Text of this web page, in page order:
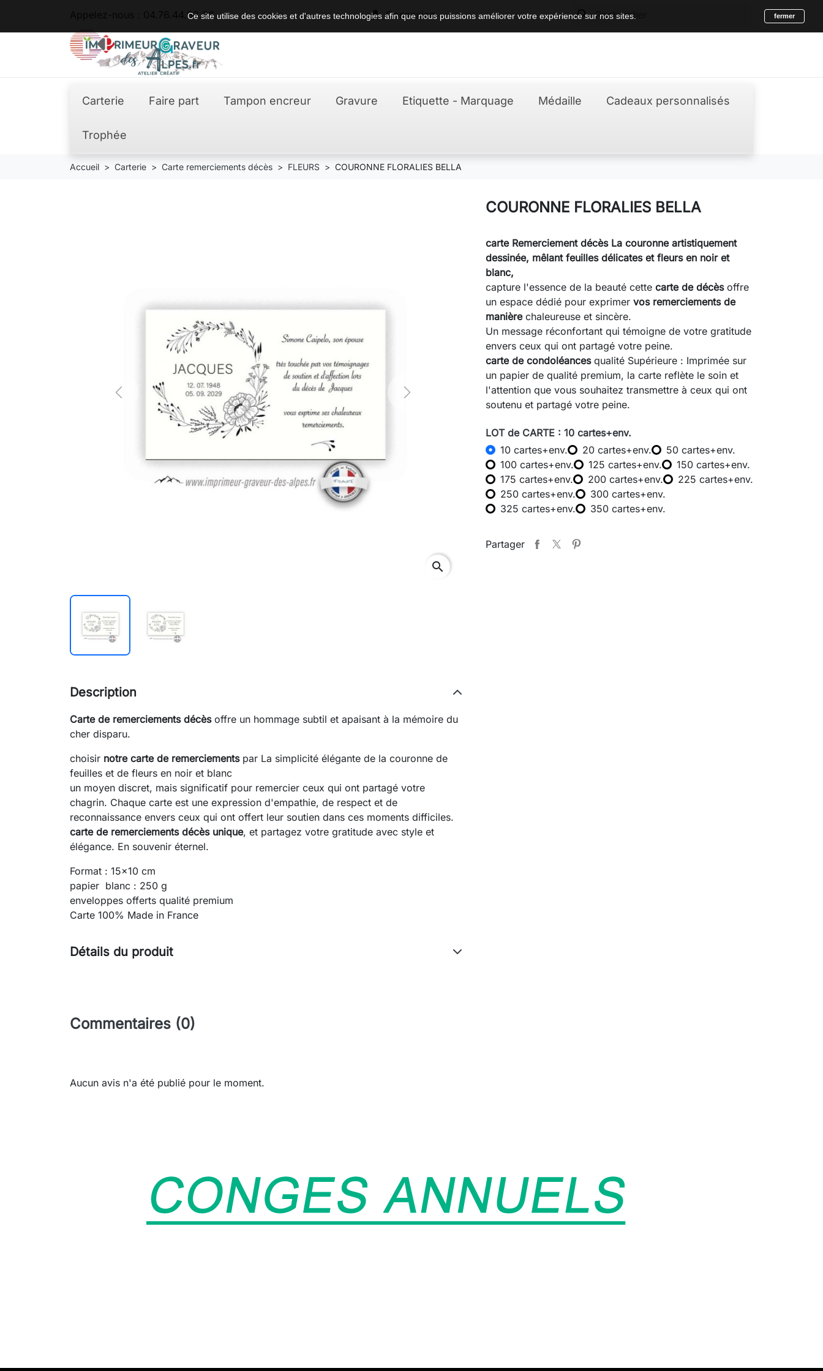
04.76.44.62.36  Connexion search
Carterie Faire part Tampon encreur Gravure Etiquette - Marquage Médaille Cadeaux personnalisés
Trophée
Accueil Carterie Carte remerciements décès FLEURS COURONNE FLORALIES BELLA
Previous Next
search
COURONNE FLORALIES BELLA
carte Remerciement décès La couronne artistiquement
dessinée, mêlant feuilles délicates et fleurs en noir et
blanc,
capture l'essence de la beauté cette carte de décèsoffre
un espace dédié pour exprimer vos remerciements de
manièrechaleureuse et sincère.
Un message réconfortant qui témoigne de votre gratitude
envers ceux qui ont partagé votre peine.
carte de condoléancesqualité Supérieure : Imprimée sur
un papier de qualité premium, la carte reflète le soin et
l'attention que vous souhaitez transmettre à ceux qui ont
soutenu et partagé votre peine.
LOT de CARTE : 10 cartes+env.
10 cartes+env.
20 cartes+env.
50 cartes+env.
100 cartes+env.
125 cartes+env.
150 cartes+env.
175 cartes+env.
200 cartes+env.
225 cartes+env.
250 cartes+env.
300 cartes+env.
325 cartes+env.
350 cartes+env.
Partager
Description
Carte de remerciements décèsoffre un hommage subtil et apaisant à la mémoire du
cher disparu.
choisir notre carte de remerciementspar La simplicité élégante de la couronne de
feuilles et de fleurs en noir et blanc
un moyen discret, mais significatif pour remercier ceux qui ont partagé votre
chagrin. Chaque carte est une expression d'empathie, de respect et de
reconnaissance envers ceux qui ont offert leur soutien dans ces moments difficiles.
carte de remerciements décès unique, et partagez votre gratitude avec style et
élégance. En souvenir éternel.
Format : 15x10 cm
papier blanc : 250 g
enveloppes offerts qualité premium
Carte 100% Made in France
Détails du produit
Commentaires (0)
Aucun avis n'a été publié pour le moment.
Ce site utilise des cookies et d'autres technologies afin que nous puissions améliorer votre expérience sur nos sites. fermer